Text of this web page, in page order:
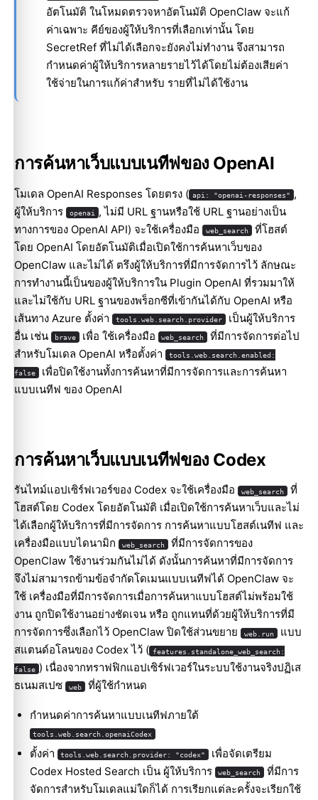
อัตโนมัติ ในโหมดตรวจหาอัตโนมัติ OpenClaw จะแก้
ค่าเฉพาะ คีย์ของผู้ให้บริการที่เลือกเท่านั้น โดย
SecretRef ที่ไม่ได้เลือกจะยังคงไม่ทำงาน จึงสามารถ
กำหนดค่าผู้ให้บริการหลายรายไว้ได้โดยไม่ต้องเสียค่า
ใช้จ่ายในการแก้ค่าสำหรับ รายที่ไม่ได้ใช้งาน
การค้นหาเว็บแบบเนทีฟของ OpenAI
โมเดล OpenAI Responses โดยตรง ( api: "openai-responses" ,
ผู้ให้บริการ
openai , ไม่มี URL ฐานหรือใช้ URL ฐานอย่างเป็น
ทางการของ OpenAI API) จะใช้เครื่องมือ
web_search ที่โฮสต์
โดย OpenAI โดยอัตโนมัติเมื่อเปิดใช้การค้นหาเว็บของ
OpenClaw และไม่ได้ ตรึงผู้ให้บริการที่มีการจัดการไว้ ลักษณะ
การทำงานนี้เป็นของผู้ให้บริการใน Plugin OpenAI ที่รวมมาให้
และไม่ใช้กับ URL ฐานของพร็อกซีที่เข้ากันได้กับ OpenAI หรือ
เส้นทาง Azure ตั้งค่า
tools.web.search.provider เป็นผู้ให้บริการ
อื่น เช่น
brave เพื่อ ใช้เครื่องมือ web_search
ที่มีการจัดการต่อไป
สำหรับโมเดล OpenAI หรือตั้งค่า
tools.web.search.enabled:
false เพื่อปิดใช้งานทั้งการค้นหาที่มีการจัดการและการค้นหา
แบบเนทีฟ ของ OpenAI
การค้นหาเว็บแบบเนทีฟของ Codex
รันไทม์แอปเซิร์ฟเวอร์ของ Codex จะใช้เครื่องมือ web_search ที่
โฮสต์โดย Codex โดยอัตโนมัติ เมื่อเปิดใช้การค้นหาเว็บและไม่
ได้เลือกผู้ให้บริการที่มีการจัดการ การค้นหาแบบโฮสต์เนทีฟ และ
เครื่องมือแบบไดนามิก
web_search ที่มีการจัดการของ
OpenClaw ใช้งานร่วมกันไม่ได้ ดังนั้นการค้นหาที่มีการจัดการ
จึงไม่สามารถข้ามข้อจำกัดโดเมนแบบเนทีฟได้ OpenClaw จะ
ใช้ เครื่องมือที่มีการจัดการเมื่อการค้นหาแบบโฮสต์ไม่พร้อมใช้
งาน ถูกปิดใช้งานอย่างชัดเจน หรือ ถูกแทนที่ด้วยผู้ให้บริการที่มี
การจัดการซึ่งเลือกไว้ OpenClaw ปิดใช้ส่วนขยาย
web.run แบบ
สแตนด์อโลนของ Codex ไว้ ( features.standalone_web_search:
false ) เนื่องจากทราฟฟิกแอปเซิร์ฟเวอร์ในระบบใช้งานจริงปฏิเส
ธเนมสเปซ
web ที่ผู้ใช้กำหนด
กำหนดค่าการค้นหาแบบเนทีฟภายใต้
tools.web.search.openaiCodex
ตั้งค่า tools.web.search.provider: "codex"
เพื่อจัดเตรียม
Codex Hosted Search เป็น ผู้ให้บริการ
web_search
ที่มีการ
จัดการสำหรับโมเดลแม่ใดก็ได้ การเรียกแต่ละครั้งจะเรียกใช้